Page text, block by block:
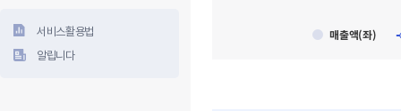
서비스활용법
알립니다
매출액(좌)